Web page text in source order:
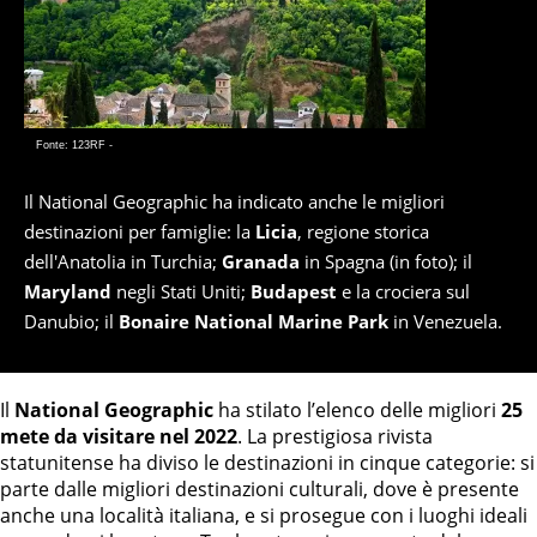
Fonte: 123RF -
Il National Geographic ha indicato anche le migliori
destinazioni per famiglie: la Licia, regione storica
dell'Anatolia in Turchia; Granada in Spagna (in foto); il
Maryland negli Stati Uniti; Budapest e la crociera sul
Danubio; il Bonaire National Marine Park in Venezuela.
Il National Geographic ha stilato l’elenco delle migliori 25
mete da visitare nel 2022. La prestigiosa rivista
statunitense ha diviso le destinazioni in cinque categorie: si
parte dalle migliori destinazioni culturali, dove è presente
anche una località italiana, e si prosegue con i luoghi ideali